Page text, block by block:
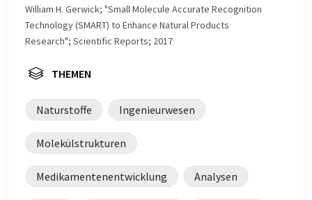
William H. Gerwick; "Small Molecule Accurate Recognition
Technology (SMART) to Enhance Natural Products
Research"; Scientific Reports; 2017
THEMEN
Naturstoffe Ingenieurwesen
Molekülstrukturen
Medikamentenentwicklung Analysen